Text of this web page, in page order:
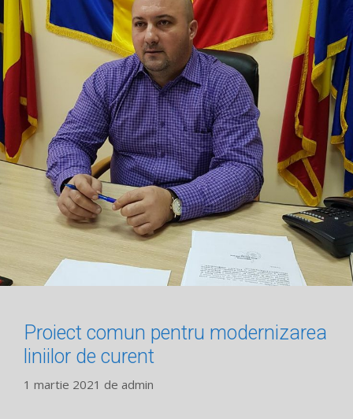
Proiect comun pentru modernizarea
liniilor de curent
1 martie 2021 de admin